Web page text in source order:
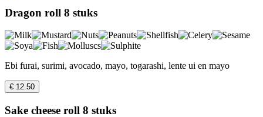
Dragon roll 8 stuks
Ebi furai, surimi, avocado, mayo, togarashi, lente ui en mayo
€ 12.50
Sake cheese roll 8 stuks